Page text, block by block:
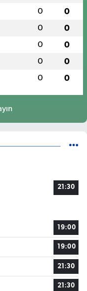
0 0
0 0
0 0
0 0
0 0
21:30
19:00
19:00
21:30
21:30